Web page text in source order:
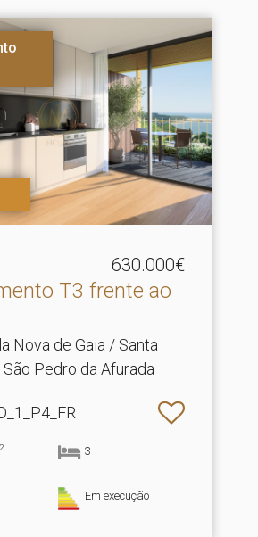
630.000€
T3 frente ao
Nova de Gaia / Santa
Pedro da Afurada
2 3
Em execução